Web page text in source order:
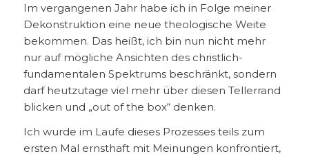
Im vergangenen Jahr habe ich in Folge meiner
Dekonstruktion eine neue theologische Weite
bekommen. Das heißt, ich bin nun nicht mehr
nur auf mögliche Ansichten des christlich-
fundamentalen Spektrums beschränkt, sondern
darf heutzutage viel mehr über diesen Tellerrand
blicken und „out of the box“ denken.
Ich wurde im Laufe dieses Prozesses teils zum
ersten Mal ernsthaft mit Meinungen konfrontiert,